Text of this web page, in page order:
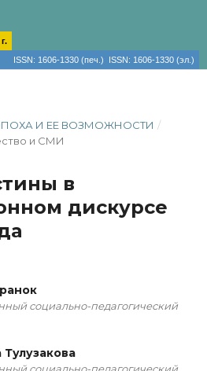
ISSN: 1606-1330 (печ.) ISSN: 1606-1330 (эл.)
И ЕЕ ВОЗМОЖНОСТИ /
и СМИ
в
дискурсе
социально-педагогический